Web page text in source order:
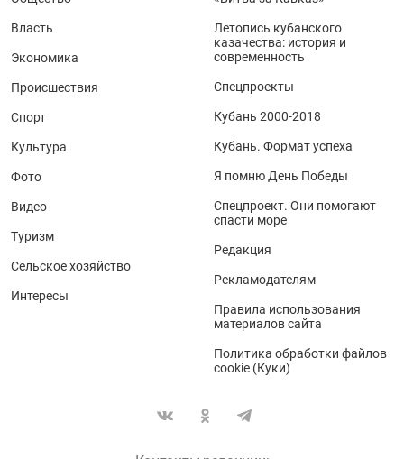
Власть
Экономика
Происшествия
Спорт
Культура
Фото
Видео
Туризм
Сельское хозяйство
Интересы
Летопись кубанского
казачества: история и
современность
Спецпроекты
Кубань 2000-2018
Кубань. Формат успеха
Я помню День Победы
Спецпроект. Они помогают
спасти море
Редакция
Рекламодателям
Правила использования
материалов сайта
Политика обработки файлов
cookie (Куки)